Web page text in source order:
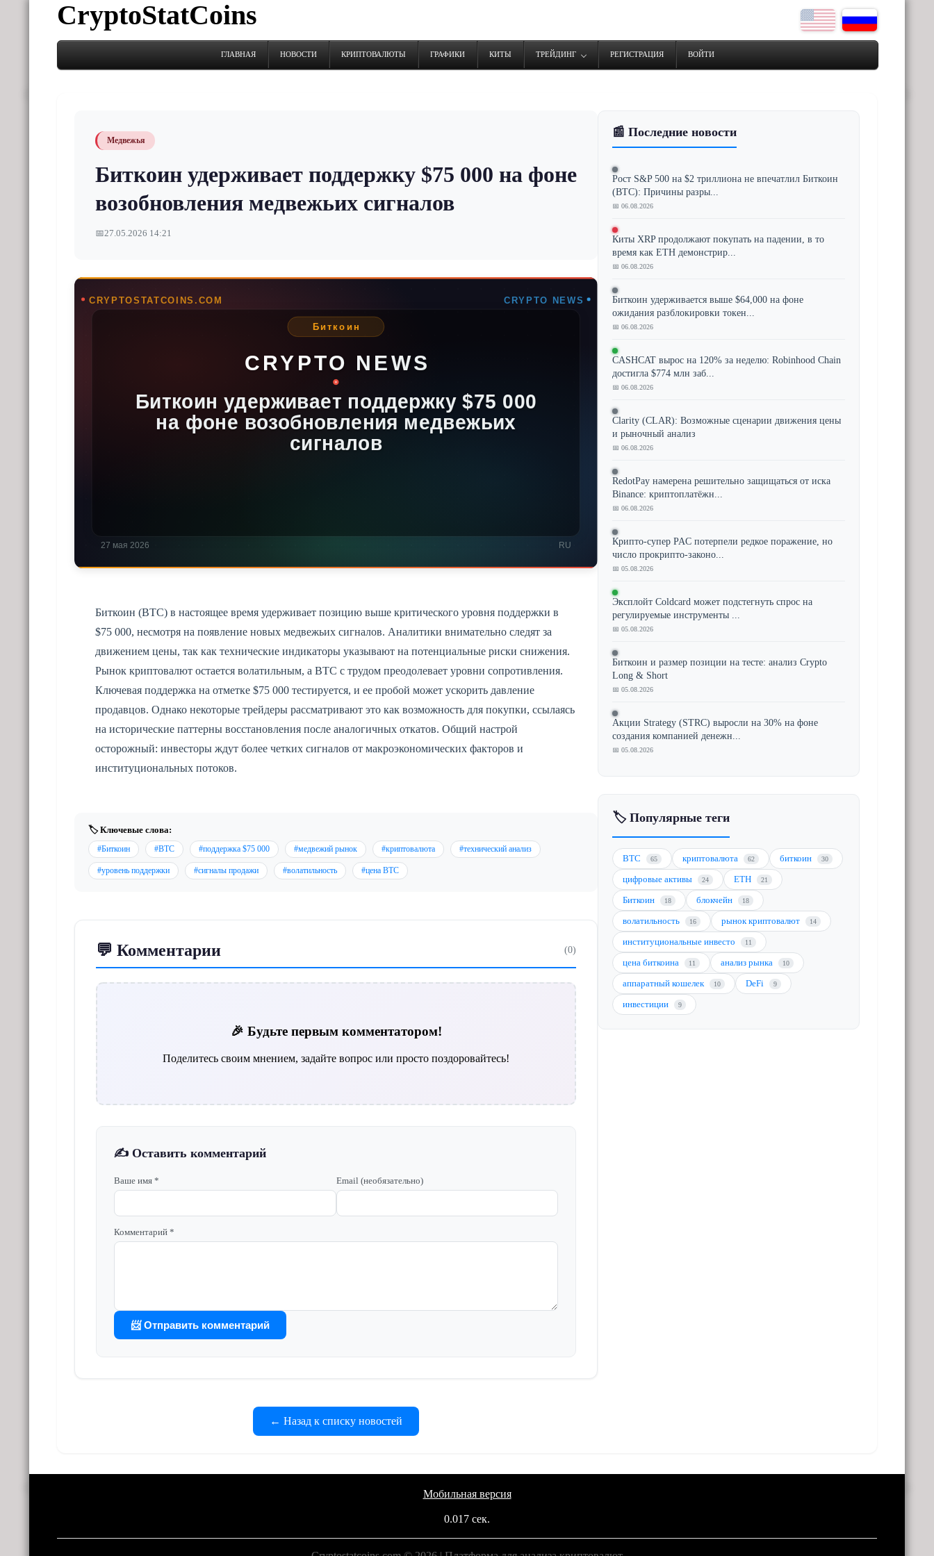
CryptoStatCoins
ГЛАВНАЯ НОВОСТИ КРИПТОВАЛЮТЫ ГРАФИКИ КИТЫ ТРЕЙДИНГ РЕГИСТРАЦИЯ ВОЙТИ
Медвежья
Биткоин удерживает поддержку $75 000 на фоне
возобновления медвежьих сигналов
📅27.05.2026 14:21
Биткоин (BTC) в настоящее время удерживает позицию выше критического уровня поддержки в
$75 000, несмотря на появление новых медвежьих сигналов. Аналитики внимательно следят за
движением цены, так как технические индикаторы указывают на потенциальные риски снижения.
Рынок криптовалют остается волатильным, а BTC с трудом преодолевает уровни сопротивления.
Ключевая поддержка на отметке $75 000 тестируется, и ее пробой может ускорить давление
продавцов. Однако некоторые трейдеры рассматривают это как возможность для покупки, ссылаясь
на исторические паттерны восстановления после аналогичных откатов. Общий настрой
осторожный: инвесторы ждут более четких сигналов от макроэкономических факторов и
институциональных потоков.
🏷️ Ключевые слова:
#Биткоин #BTC #поддержка $75 000 #медвежий рынок #криптовалюта #технический анализ
#уровень поддержки #сигналы продажи #волатильность #цена BTC
💬 Комментарии (0)
🎉 Будьте первым комментатором!
Поделитесь своим мнением, задайте вопрос или просто поздоровайтесь!
✍️ Оставить комментарий
Ваше имя * Email (необязательно)
Комментарий *
📨 Отправить комментарий
← Назад к списку новостей
📰 Последние новости
Рост S&P 500 на $2 триллиона не впечатлил Биткоин
(BTC): Причины разры...
📅 06.08.2026
Киты XRP продолжают покупать на падении, в то
время как ETH демонстрир...
📅 06.08.2026
Биткоин удерживается выше $64,000 на фоне
ожидания разблокировки токен...
📅 06.08.2026
CASHCAT вырос на 120% за неделю: Robinhood Chain
достигла $774 млн заб...
📅 06.08.2026
Clarity (CLAR): Возможные сценарии движения цены
и рыночный анализ
📅 06.08.2026
RedotPay намерена решительно защищаться от иска
Binance: криптоплатёжн...
📅 06.08.2026
Крипто-супер PAC потерпели редкое поражение, но
число прокрипто-законо...
📅 05.08.2026
Эксплойт Coldcard может подстегнуть спрос на
регулируемые инструменты ...
📅 05.08.2026
Биткоин и размер позиции на тесте: анализ Crypto
Long & Short
📅 05.08.2026
Акции Strategy (STRC) выросли на 30% на фоне
создания компанией денежн...
📅 05.08.2026
🏷️ Популярные теги
BTC 65 криптовалюта 62 биткоин 30
цифровые активы 24 ETH 21
Биткоин 18 блокчейн 18
волатильность 16 рынок криптовалют 14
институциональные инвесто 11
цена биткоина 11 анализ рынка 10
аппаратный кошелек 10 DeFi 9
инвестиции 9
Мобильная версия
0.017 сек.